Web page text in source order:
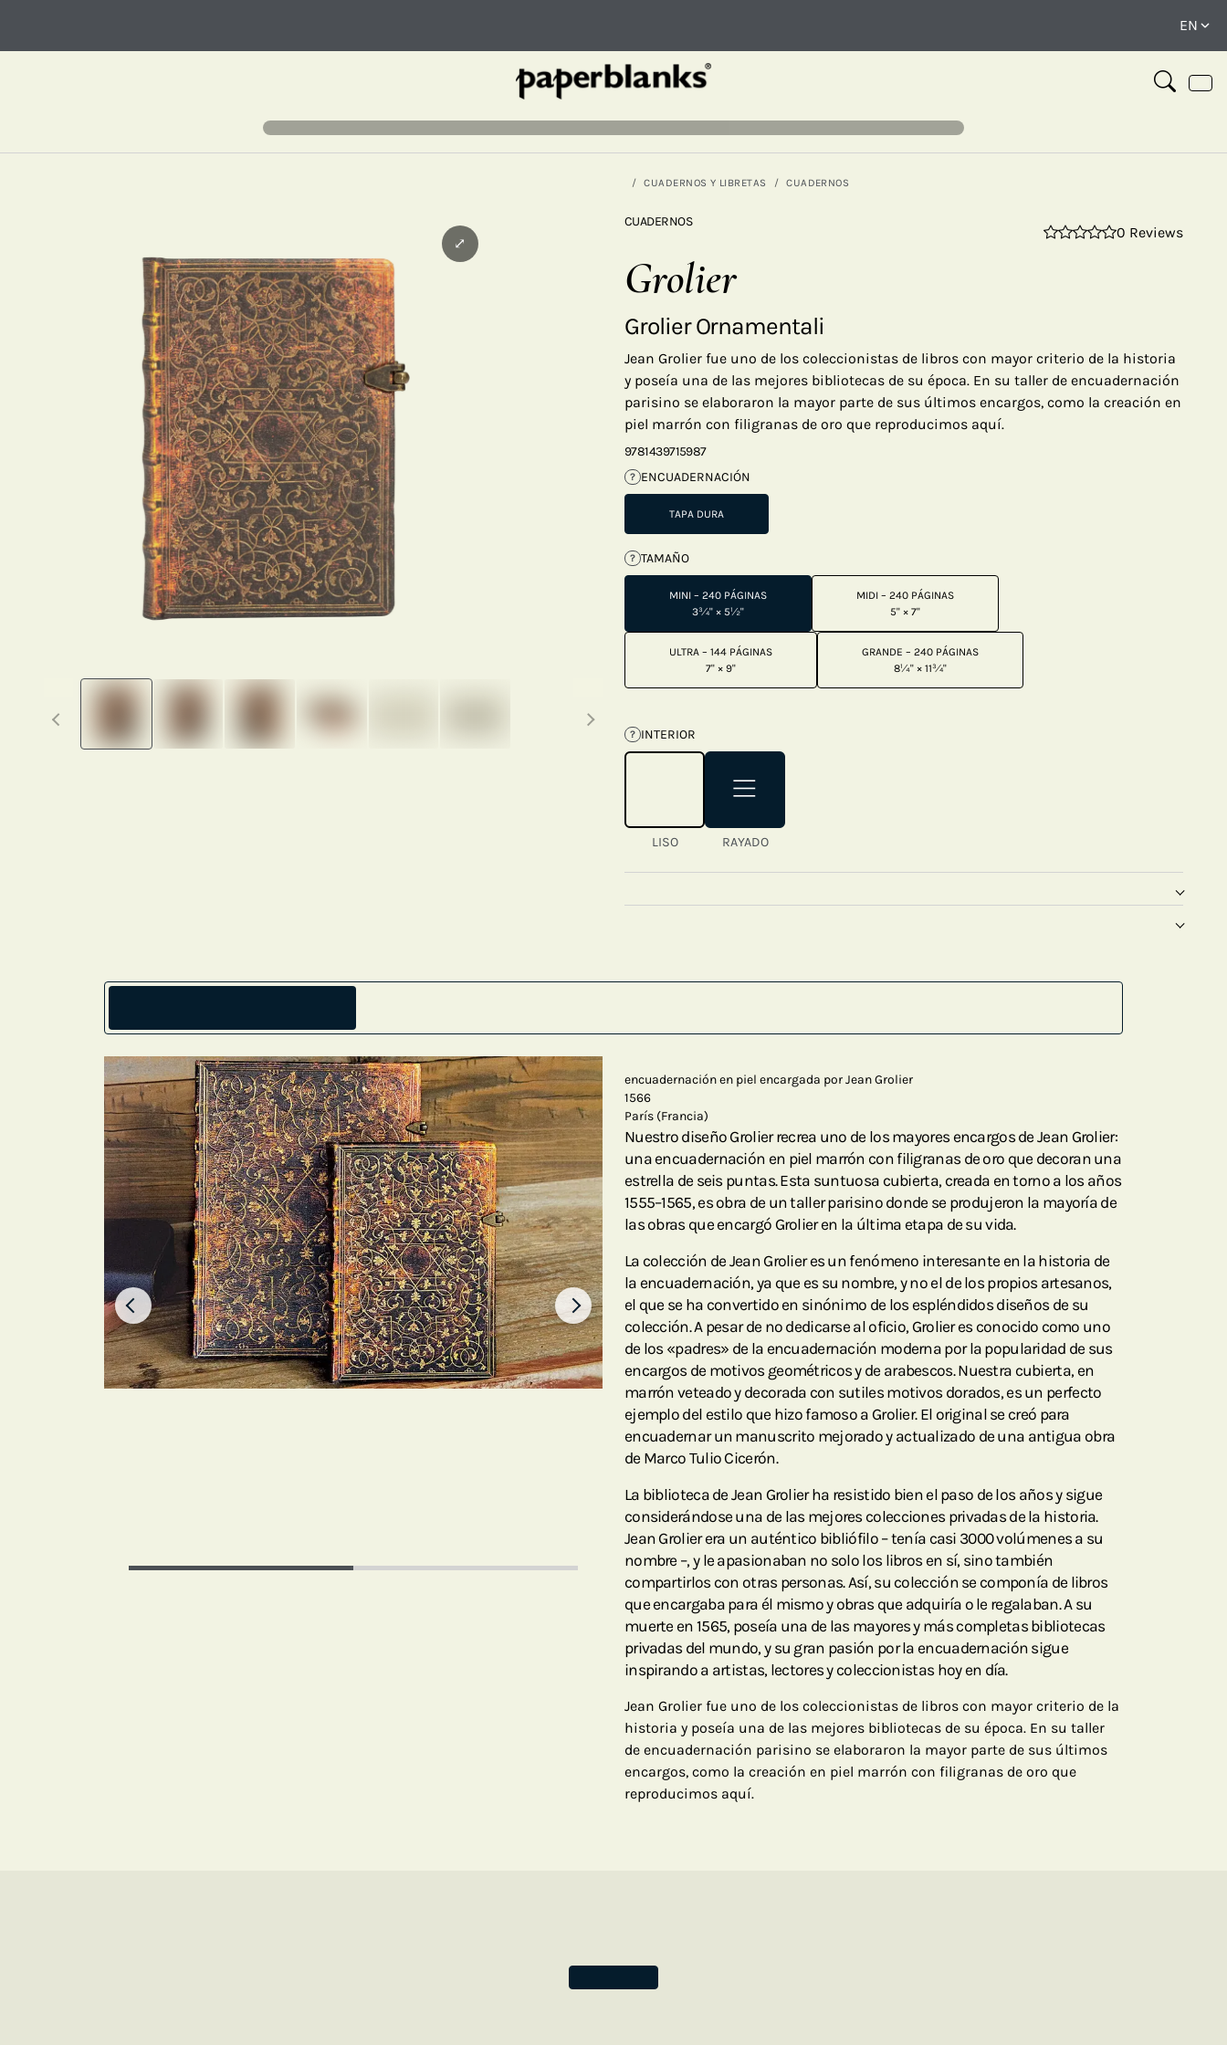
CUADERNOS Y LIBRETAS CUADERNOS
Previous thumbnails Next thumbnails
⤢
CUADERNOS
0 Reviews
Grolier
Grolier Ornamentali
Jean Grolier fue uno de los coleccionistas de libros con mayor criterio de la historia
y poseía una de las mejores bibliotecas de su época. En su taller de encuadernación
parisino se elaboraron la mayor parte de sus últimos encargos, como la creación en
piel marrón con filigranas de oro que reproducimos aquí.
9781439715987
? ENCUADERNACIÓN
TAPA DURA
? TAMAÑO
MINI – 240 PÁGINAS
3¾" × 5½"
MIDI – 240 PÁGINAS
5" × 7"
ULTRA – 144 PÁGINAS
7" × 9"
GRANDE – 240 PÁGINAS
8¼" × 11¾"
? INTERIOR
LISO RAYADO
encuadernación en piel encargada por Jean Grolier
1566
París (Francia)
Nuestro diseño Grolier recrea uno de los mayores encargos de Jean Grolier:
una encuadernación en piel marrón con filigranas de oro que decoran una
estrella de seis puntas. Esta suntuosa cubierta, creada en torno a los años
1555–1565, es obra de un taller parisino donde se produjeron la mayoría de
las obras que encargó Grolier en la última etapa de su vida.
La colección de Jean Grolier es un fenómeno interesante en la historia de
la encuadernación, ya que es su nombre, y no el de los propios artesanos,
el que se ha convertido en sinónimo de los espléndidos diseños de su
colección. A pesar de no dedicarse al oficio, Grolier es conocido como uno
de los «padres» de la encuadernación moderna por la popularidad de sus
encargos de motivos geométricos y de arabescos. Nuestra cubierta, en
marrón veteado y decorada con sutiles motivos dorados, es un perfecto
ejemplo del estilo que hizo famoso a Grolier. El original se creó para
encuadernar un manuscrito mejorado y actualizado de una antigua obra
de Marco Tulio Cicerón.
La biblioteca de Jean Grolier ha resistido bien el paso de los años y sigue
considerándose una de las mejores colecciones privadas de la historia.
Jean Grolier era un auténtico bibliófilo – tenía casi 3000 volúmenes a su
nombre –, y le apasionaban no solo los libros en sí, sino también
compartirlos con otras personas. Así, su colección se componía de libros
que encargaba para él mismo y obras que adquiría o le regalaban. A su
muerte en 1565, poseía una de las mayores y más completas bibliotecas
privadas del mundo, y su gran pasión por la encuadernación sigue
inspirando a artistas, lectores y coleccionistas hoy en día.
Jean Grolier fue uno de los coleccionistas de libros con mayor criterio de la
historia y poseía una de las mejores bibliotecas de su época. En su taller
de encuadernación parisino se elaboraron la mayor parte de sus últimos
encargos, como la creación en piel marrón con filigranas de oro que
reproducimos aquí.